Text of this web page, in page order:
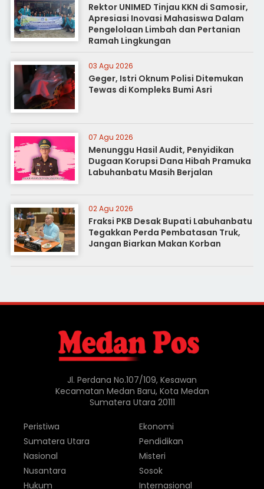
Rektor UNIMED Tinjau KKN di Samosir,
Apresiasi Inovasi Mahasiswa Dalam
Pengelolaan Limbah dan Pertanian
Ramah Lingkungan
03 Agu 2026
Geger, Istri Oknum Polisi Ditemukan
Tewas di Kompleks Bumi Asri
07 Agu 2026
Menunggu Hasil Audit, Penyidikan
Dugaan Korupsi Dana Hibah Pramuka
Labuhanbatu Masih Berjalan
02 Agu 2026
Fraksi PKB Desak Bupati Labuhanbatu
Tegakkan Perda Pembatasan Truk,
Jangan Biarkan Makan Korban
Jl. Perdana No.107/109, Kesawan
Kecamatan Medan Baru, Kota Medan
Sumatera Utara 20111
Peristiwa
Sumatera Utara
Nasional
Nusantara
Hukum
Ekonomi
Pendidikan
Misteri
Sosok
Internasional